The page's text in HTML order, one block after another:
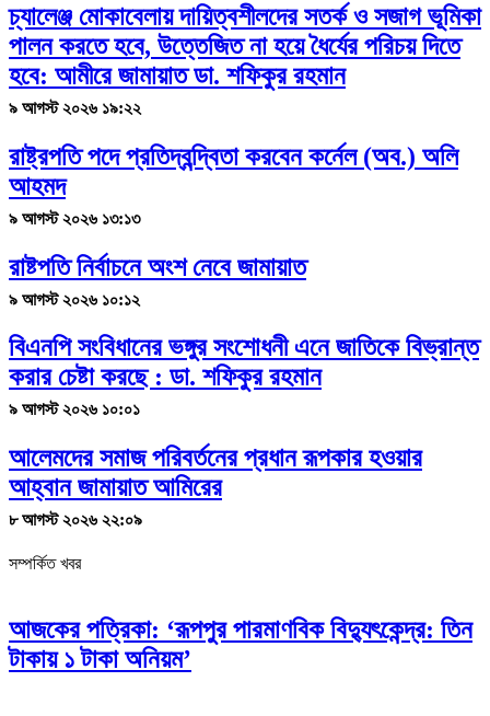
চ্যালেঞ্জ মোকাবেলায় দায়িত্বশীলদের সতর্ক ও সজাগ ভূমিকা
পালন করতে হবে, উত্তেজিত না হয়ে ধৈর্যের পরিচয় দিতে
হবে: আমীরে জামায়াত ডা. শফিকুর রহমান
৯ আগস্ট ২০২৬ ১৯:২২
রাষ্ট্রপতি পদে প্রতিদ্বন্দ্বিতা করবেন কর্নেল (অব.) অলি
আহমদ
৯ আগস্ট ২০২৬ ১৩:১৩
রাষ্টপতি নির্বাচনে অংশ নেবে জামায়াত
৯ আগস্ট ২০২৬ ১০:১২
বিএনপি সংবিধানের ভঙ্গুর সংশোধনী এনে জাতিকে বিভ্রান্ত
করার চেষ্টা করছে : ডা. শফিকুর রহমান
৯ আগস্ট ২০২৬ ১০:০১
আলেমদের সমাজ পরিবর্তনের প্রধান রূপকার হওয়ার
আহ্বান জামায়াত আমিরের
৮ আগস্ট ২০২৬ ২২:০৯
সম্পর্কিত খবর
আজকের পত্রিকা: ‘রূপপুর পারমাণবিক বিদ্যুৎকেন্দ্র: তিন
টাকায় ১ টাকা অনিয়ম’